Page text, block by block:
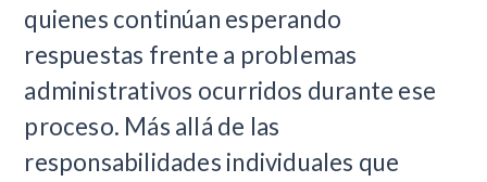
quienes continúan esperando
respuestas frente a problemas
administrativos ocurridos durante ese
proceso. Más allá de las
responsabilidades individuales que